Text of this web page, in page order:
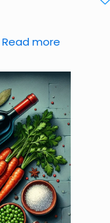
Read more